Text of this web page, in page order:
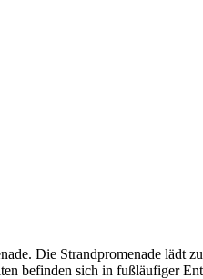
Die Strandpromenade lädt
befinden sich in fußläufiger